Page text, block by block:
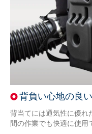
背負い心地の良
背当てには通気性に優れ
間の作業でも快適に使用